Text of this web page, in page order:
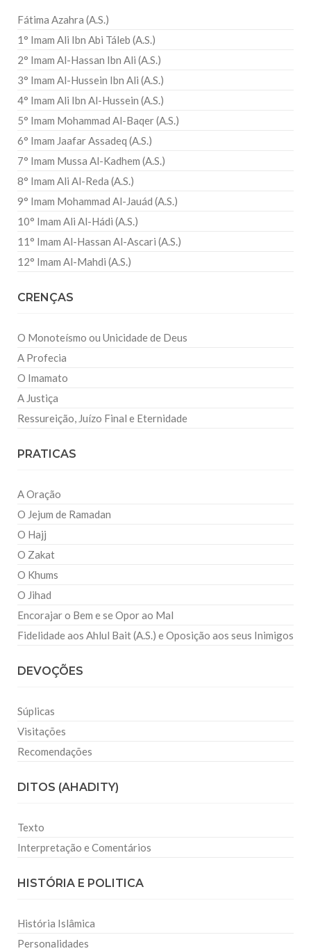
Fátima Azahra (A.S.)
1° Imam Ali Ibn Abi Táleb (A.S.)
2° Imam Al-Hassan Ibn Ali (A.S.)
3° Imam Al-Hussein Ibn Ali (A.S.)
4° Imam Ali Ibn Al-Hussein (A.S.)
5° Imam Mohammad Al-Baqer (A.S.)
6° Imam Jaafar Assadeq (A.S.)
7° Imam Mussa Al-Kadhem (A.S.)
8° Imam Ali Al-Reda (A.S.)
9° Imam Mohammad Al-Jauád (A.S.)
10° Imam Ali Al-Hádi (A.S.)
11° Imam Al-Hassan Al-Ascari (A.S.)
12° Imam Al-Mahdi (A.S.)
CRENÇAS
O Monoteísmo ou Unicidade de Deus
A Profecia
O Imamato
A Justiça
Ressureição, Juízo Final e Eternidade
PRATICAS
A Oração
O Jejum de Ramadan
O Hajj
O Zakat
O Khums
O Jihad
Encorajar o Bem e se Opor ao Mal
Fidelidade aos Ahlul Bait (A.S.) e Oposição aos seus Inimigos
DEVOÇÕES
Súplicas
Visitações
Recomendações
DITOS (AHADITY)
Texto
Interpretação e Comentários
HISTÓRIA E POLITICA
História Islâmica
Personalidades